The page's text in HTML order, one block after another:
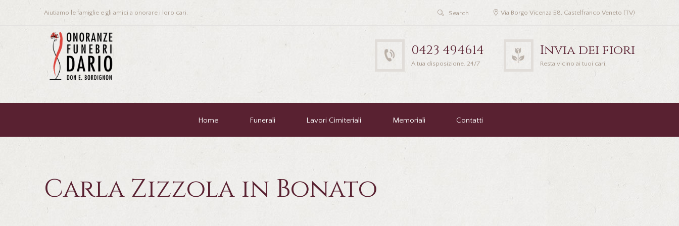
Aiutiamo le famiglie e gli amici a onorare i loro cari. Via Borgo Vicenza 58, Castelfranco Veneto (TV)
0423 494614
A tua disposizione. 24/7
Invia dei fiori
Resta vicino ai tuoi cari.
Home Funerali Lavori Cimiteriali Memoriali Contatti
Carla Zizzola in Bonato